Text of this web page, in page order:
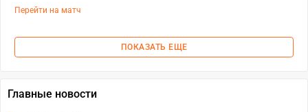
Перейти на матч
ПОКАЗАТЬ ЕЩЕ
Главные новости